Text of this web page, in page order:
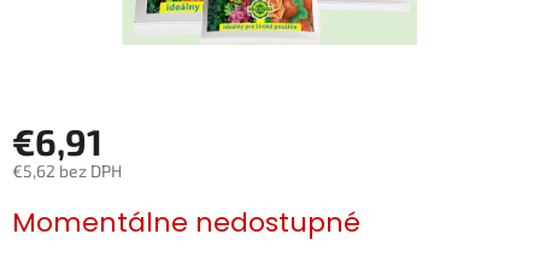
€6,91
€5,62 bez DPH
cena:
Momentálne nedostupné